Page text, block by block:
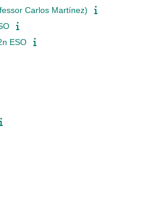
Carlos Martínez)
ESO